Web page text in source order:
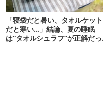
「寝袋だと暑い、タオルケット
だと寒い…」結論、夏の睡眠
は“タオルシュラフ”が正解だっ